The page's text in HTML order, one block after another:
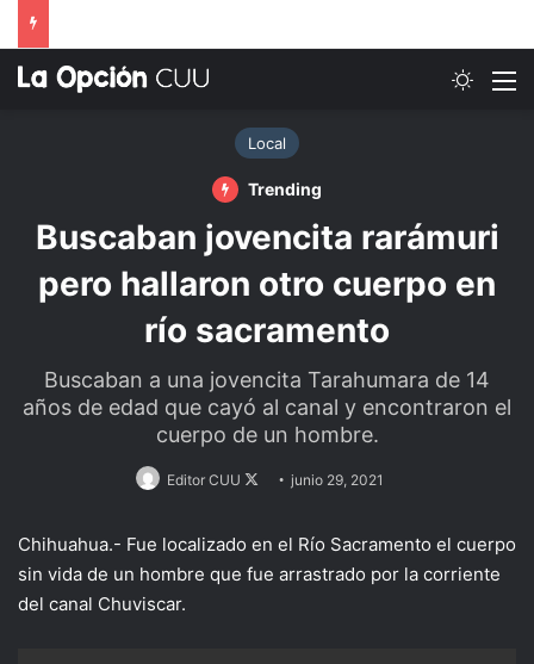
Local
Trending
Buscaban jovencita rarámuri
pero hallaron otro cuerpo en
río sacramento
Buscaban a una jovencita Tarahumara de 14
años de edad que cayó al canal y encontraron el
cuerpo de un hombre.
Editor CUU
Follow
X
junio 29, 2021
Chihuahua.- Fue localizado en el Río Sacramento el cuerpo
sin vida de un hombre que fue arrastrado por la corriente
del canal Chuviscar.